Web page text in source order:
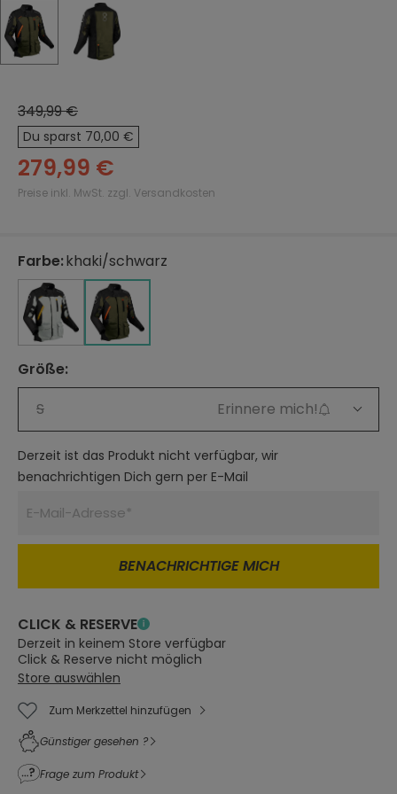
349,99 €
Du sparst 70,00 €
279,99 €
Preise inkl. MwSt. zzgl. Versandkosten
Farbe
auswählen
:khaki/schwarz
schwarz/grau
schwarz/grau
khaki/schwarz
Größe
auswählen
:
S
Erinnere mich!
Derzeit ist das Produkt nicht verfügbar, wir
benachrichtigen Dich gern per E-Mail
BENACHRICHTIGE MICH
CLICK & RESERVE
Derzeit in keinem Store verfügbar
Click & Reserve nicht möglich
Store auswählen
Zum Merkzettel hinzufügen
Günstiger gesehen ?
Frage zum Produkt